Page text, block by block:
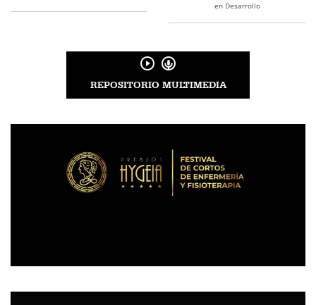
en Desarrollo
REPOSITORIO MULTIMEDIA